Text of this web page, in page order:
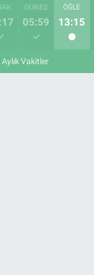
GÜNEŞ
05:59
ÖĞLE
13:15
Aylık Vakitler